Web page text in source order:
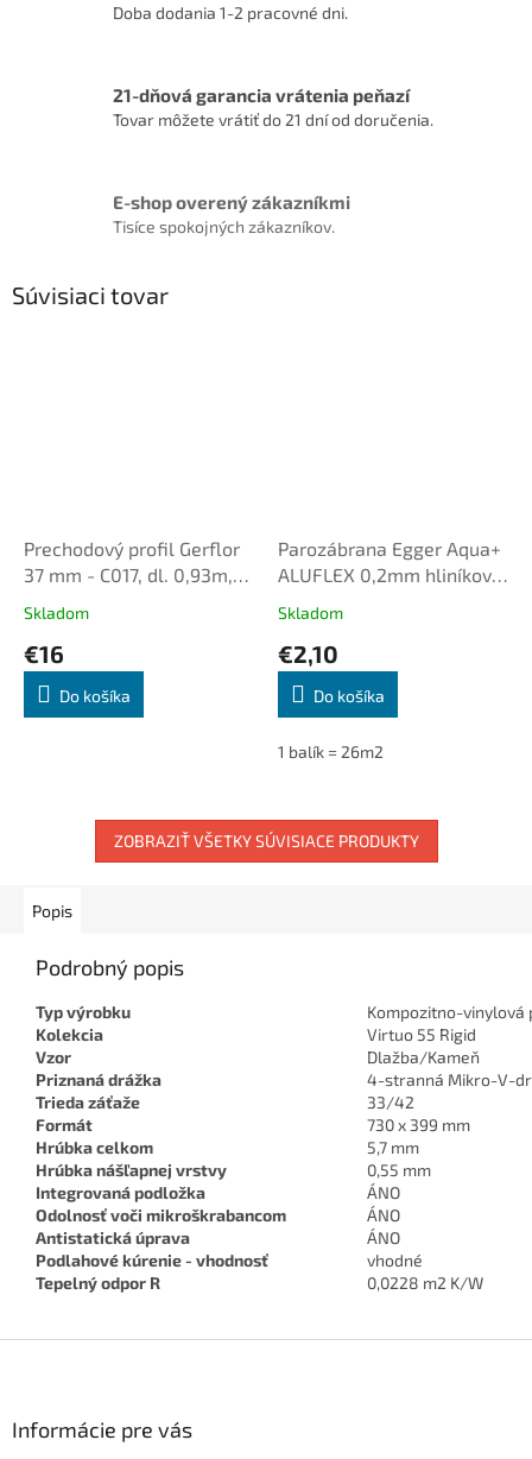
Doba dodania 1-2 pracovné dni.
21-dňová garancia vrátenia peňazí
Tovar môžete vrátiť do 21 dní od doručenia.
E-shop overený zákazníkmi
Tisíce spokojných zákazníkov.
Súvisiaci tovar
Prechodový profil Gerflor
37 mm - C017, dl. 0,93m,
oblý
Skladom
€16
Do košíka
Parozábrana Egger Aqua+
ALUFLEX 0,2mm hliníková
Skladom
€2,10
Do košíka
1 balík = 26m2
ZOBRAZIŤ VŠETKY SÚVISIACE PRODUKTY
Popis
Podrobný popis
Typ výrobku
Kompozitno-vinylová
Kolekcia
Virtuo 55 Rigid
Vzor
Dlažba/Kameň
Priznaná drážka
4-stranná Mikro-V-
Trieda záťaže
33/42
Formát
730 x 399 mm
Hrúbka celkom
5,7 mm
Hrúbka nášľapnej vrstvy
0,55 mm
Integrovaná podložka
ÁNO
Odolnosť voči mikroškrabancom
ÁNO
Antistatická úprava
ÁNO
Podlahové kúrenie - vhodnosť
vhodné
Tepelný odpor R
0,0228 m2 K/W
Informácie pre vás